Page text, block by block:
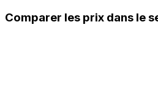
Comparer les prix dans le